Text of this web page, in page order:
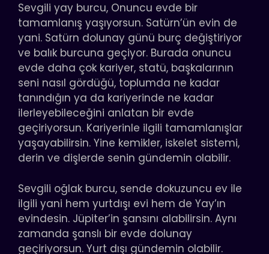
Sevgili yay burcu, Onuncu evde bir
tamamlanış yaşıyorsun. Satürn’ün evin de
yani. Satürn dolunay günü burç değiştiriyor
ve balık burcuna geçiyor. Burada onuncu
evde daha çok kariyer, statü, başkalarının
seni nasıl gördüğü, toplumda ne kadar
tanındığın ya da kariyerinde ne kadar
ilerleyebileceğini anlatan bir evde
geçiriyorsun. Kariyerinle ilgili tamamlanışlar
yaşayabilirsin. Yine kemikler, iskelet sistemi,
derin ve dişlerde senin gündemin olabilir.
Sevgili oğlak burcu, sende dokuzuncu ev ile
ilgili yani hem yurtdışı evi hem de Yay’ın
evindesin. Jüpiter’in şansını alabilirsin. Aynı
zamanda şanslı bir evde dolunay
geçiriyorsun. Yurt dışı gündemin olabilir.